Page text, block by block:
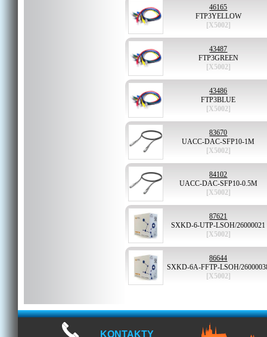
46165
FTP3YELLOW
[X5002]
43487
FTP3GREEN
[X5002]
43486
FTP3BLUE
[X5002]
83670
UACC-DAC-SFP10-1M
[X5002]
84102
UACC-DAC-SFP10-0.5M
[X5002]
87621
SXKD-6-UTP-LSOH/26000021
[X5002]
86644
SXKD-6A-FFTP-LSOH/
[X5002]
KONTAKTY